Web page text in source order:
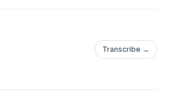
Transcribe →